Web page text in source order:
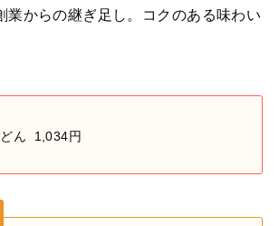
業からの継ぎ足し。コクのある味わい
どん 1,034円